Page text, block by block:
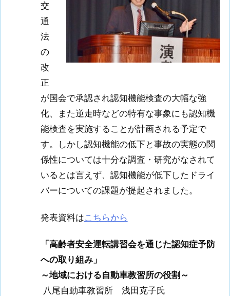
交
通
法
の
改
正
が国会で承認され認知機能検査の大幅な強
化、また逆走時などの特有な事象にも認知機
能検査を実施することが計画される予定で
す。しかし認知機能の低下と事故の実態の関
係性については十分な調査・研究がなされて
いるとは言えず、認知機能が低下したドライ
バーについての課題が提起されました。
発表資料はこちらから
「高齢者安全運転講習会を通じた認知症予防
への取り組み」
～地域における自動車教習所の役割～
八尾自動車教習所 浅田克子氏